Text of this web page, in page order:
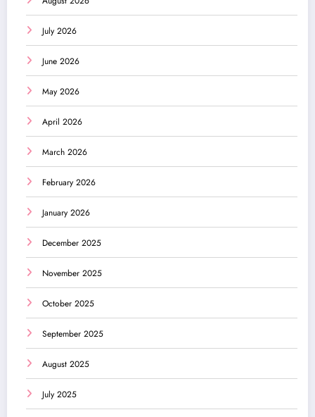
July 2026
June 2026
May 2026
April 2026
March 2026
February 2026
January 2026
December 2025
November 2025
October 2025
September 2025
August 2025
July 2025